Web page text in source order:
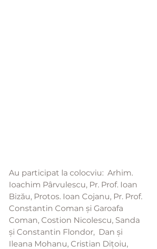
Au participat la colocviu:  Arhim.
Ioachim Pârvulescu, Pr. Prof. Ioan
Bizău, Protos. Ioan Cojanu, Pr. Prof.
Constantin Coman și Garoafa
Coman, Costion Nicolescu, Sanda
și Constantin Flondor,  Dan și
Ileana Mohanu, Cristian Dițoiu,